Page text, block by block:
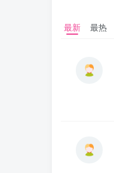
最新 最热